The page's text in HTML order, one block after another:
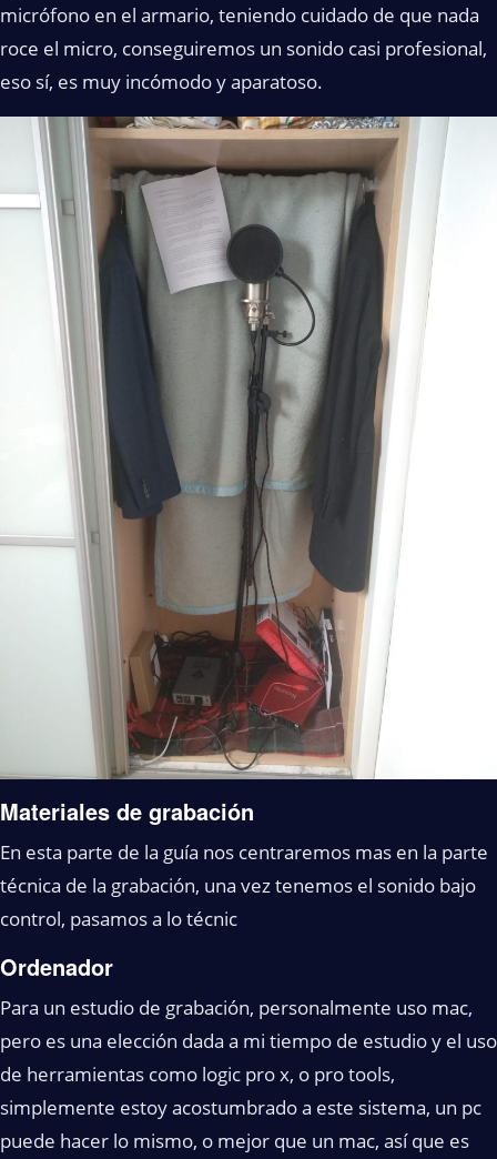
micrófono en el armario, teniendo cuidado de que nada
roce el micro, conseguiremos un sonido casi profesional,
eso sí, es muy incómodo y aparatoso.
Materiales de grabación
En esta parte de la guía nos centraremos mas en la parte
técnica de la grabación, una vez tenemos el sonido bajo
control, pasamos a lo técnic
Ordenador
Para un estudio de grabación, personalmente uso mac,
pero es una elección dada a mi tiempo de estudio y el uso
de herramientas como logic pro x, o pro tools,
simplemente estoy acostumbrado a este sistema, un pc
puede hacer lo mismo, o mejor que un mac, así que es